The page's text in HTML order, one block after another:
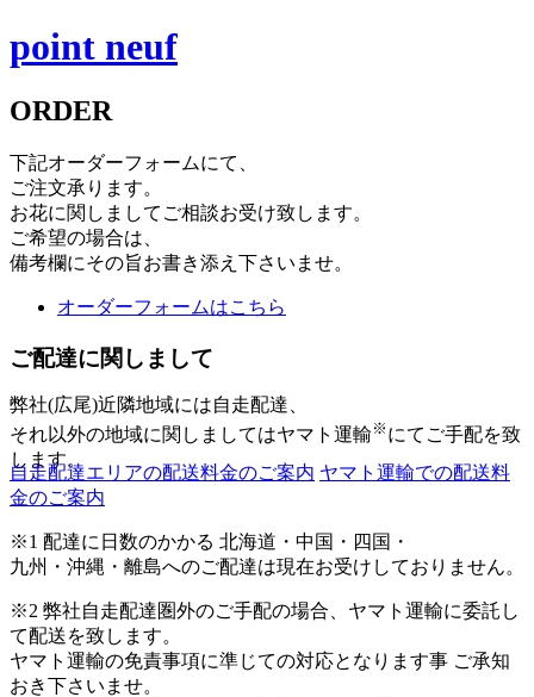
point neuf
ORDER
下記オーダーフォームにて、
ご注文承ります。
お花に関しましてご相談お受け致します。
ご希望の場合は、
備考欄にその旨お書き添え下さいませ。
オーダーフォームはこちら
ご配達に関しまして
弊社(広尾)近隣地域には自走配達、
それ以外の地域に関しましてはヤマト運輸 ※ にてご手配を致
します。
自走配達エリアの配送料金のご案内 ヤマト運輸での配送料
金のご案内
※1 配達に日数のかかる 北海道・中国・四国・
九州・沖縄・離島へのご配達は現在お受けしておりません。
※2 弊社自走配達圏外のご手配の場合、ヤマト運輸に委託し
て配送を致します。
ヤマト運輸の免責事項に準じての対応となります事 ご承知
おき下さいませ。